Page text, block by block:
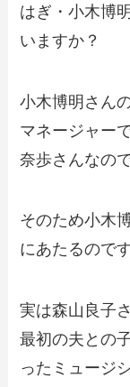
はぎ・小木博
いますか？
小木博明さん
マネージャー
奈歩さんなので
そのため小木
にあたるのです
実は森山良子
最初の夫との
ったミュージ